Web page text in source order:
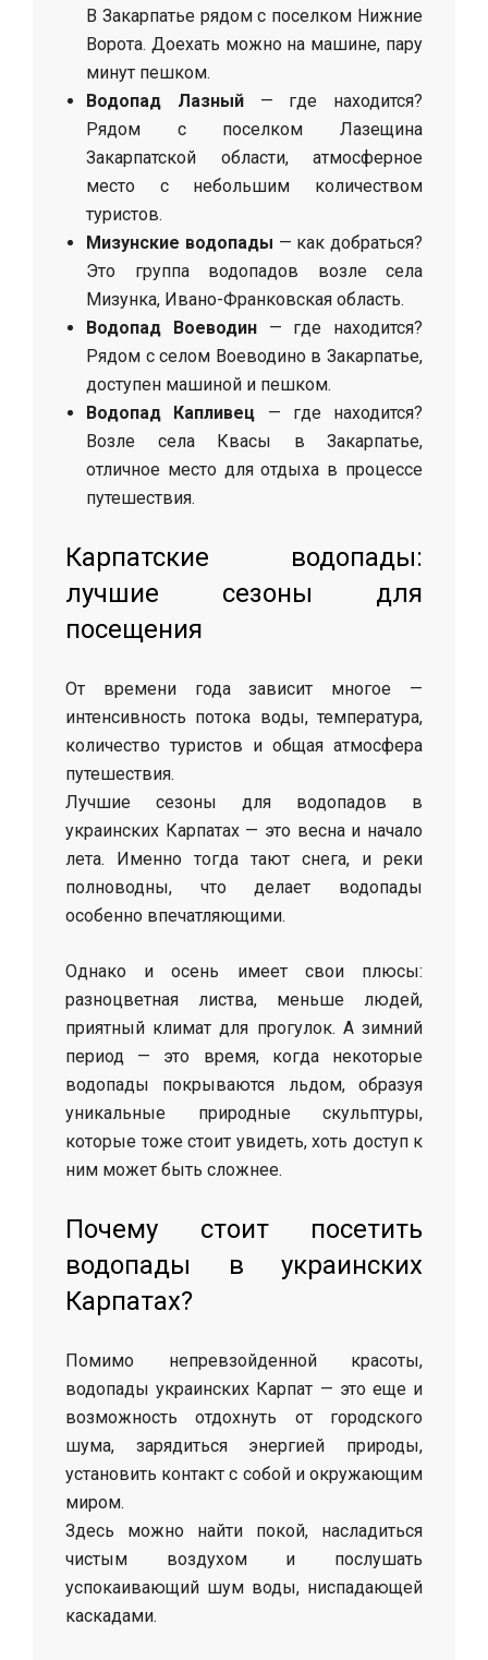
В Закарпатье рядом с поселком Нижние
Ворота. Доехать можно на машине, пару
минут пешком.
Водопад Лазный— где находится?
Рядом с поселком Лазещина
Закарпатской области, атмосферное
место с небольшим количеством
туристов.
Мизунские водопады — как добраться?
Это группа водопадов возле села
Мизунка, Ивано-Франковская область.
Водопад Воеводин— где находится?
Рядом с селом Воеводино в Закарпатье,
доступен машиной и пешком.
Водопад Капливец — где находится?
Возле села Квасы в Закарпатье,
отличное место для отдыха в процессе
путешествия.
Карпатские водопады:
лучшие сезоны для
посещения
От времени года зависит многое —
интенсивность потока воды, температура,
количество туристов и общая атмосфера
путешествия.
Лучшие сезоны для водопадов в
украинских Карпатах — это весна и начало
лета. Именно тогда тают снега, и реки
полноводны, что делает водопады
особенно впечатляющими.
Однако и осень имеет свои плюсы:
разноцветная листва, меньше людей,
приятный климат для прогулок. А зимний
период — это время, когда некоторые
водопады покрываются льдом, образуя
уникальные природные скульптуры,
которые тоже стоит увидеть, хоть доступ к
ним может быть сложнее.
Почему стоит посетить
водопады в украинских
Карпатах?
Помимо непревзойденной красоты,
водопады украинских Карпат — это еще и
возможность отдохнуть от городского
шума, зарядиться энергией природы,
установить контакт с собой и окружающим
миром.
Здесь можно найти покой, насладиться
чистым воздухом и послушать
успокаивающий шум воды, ниспадающей
каскадами.